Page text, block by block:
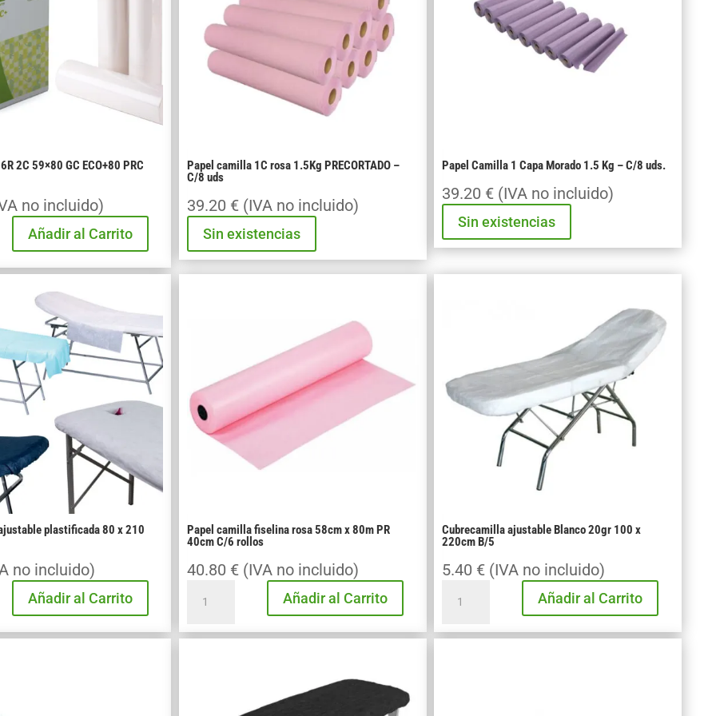
2C 59×80 GC ECO+80 PRC
no incluido)
Añadir al Carrito
Papel camilla 1C rosa 1.5Kg PRECORTADO –
C/8 uds
39.20 € (IVA no incluido)
Sin existencias
Papel Camilla 1 Capa Morado 1.5 Kg – C/8 uds.
39.20 € (IVA no incluido)
Sin existencias
plastificada 80 x 210
no incluido)
Añadir al Carrito
Papel camilla fiselina rosa 58cm x 80m PR
40cm C/6 rollos
40.80 € (IVA no incluido)
camilla
fiselina
Añadir al Carrito
Cubrecamilla ajustable Blanco 20gr 100 x
220cm B/5
5.40 € (IVA no incluido)
ajustable
Blanco
Añadir al Carrito